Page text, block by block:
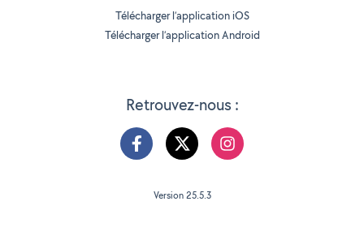
Retrouvez-nous :
Télécharger l’application iOS
Télécharger l’application Android
Version 25.5.3